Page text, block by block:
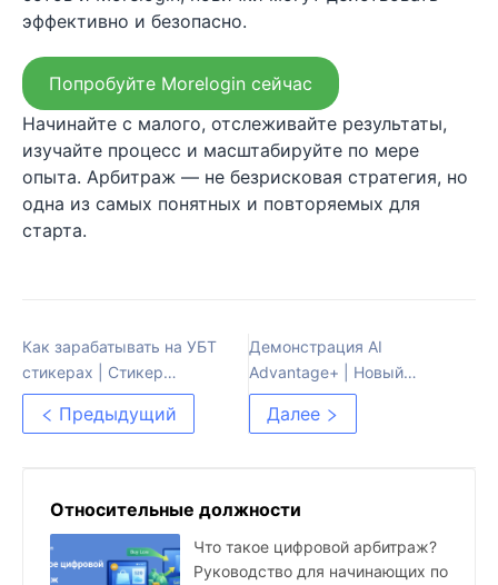
эффективно и безопасно.
Попробуйте Morelogin сейчас
Начинайте с малого, отслеживайте результаты,
изучайте процесс и масштабируйте по мере
опыта. Арбитраж — не безрисковая стратегия, но
одна из самых понятных и повторяемых для
старта.
Как зарабатывать на УБТ
стикерах | Стикер
реклама
Предыдущий
Демонстрация AI
Advantage+ | Новый
инструмент от Meta
Далее
Относительные должности
Что такое цифровой арбитраж?
Руководство для начинающих по